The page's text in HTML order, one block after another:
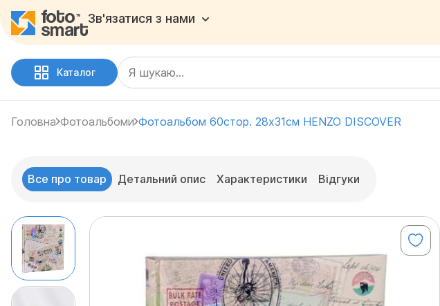
Зв'язатися з нами
Каталог
Головна Фотоальбоми Фотоальбом 60стор. 28х31см HENZO DISCOVER
Все про товар Детальний опис Характеристики Відгуки